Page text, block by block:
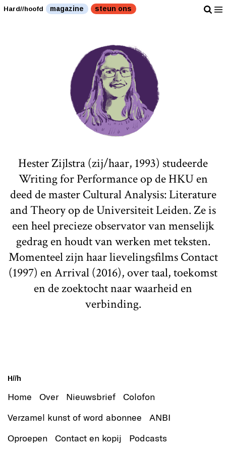
Hard//hoofd magazine steun ons
Hester Zijlstra (zij/haar, 1993) studeerde
Writing for Performance op de HKU en
deed de master Cultural Analysis: Literature
and Theory op de Universiteit Leiden. Ze is
een heel precieze observator van menselijk
gedrag en houdt van werken met teksten.
Momenteel zijn haar lievelingsfilms Contact
(1997) en Arrival (2016), over taal, toekomst
en de zoektocht naar waarheid en
verbinding.
H//h
Home Over Nieuwsbrief
Colofon
Verzamel kunst of word abonnee
ANBI
Oproepen
Contact en kopij Podcasts